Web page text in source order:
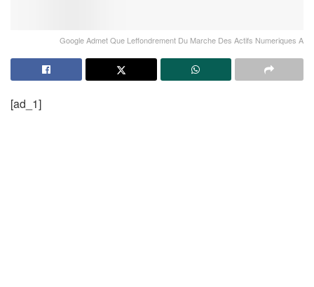
Google Admet Que Leffondrement Du Marche Des Actifs Numeriques A
[ad_1]